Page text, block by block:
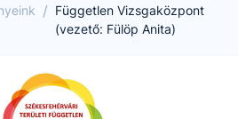
/ Független Vizsgaközpont
(vezető: Fülöp Anita)